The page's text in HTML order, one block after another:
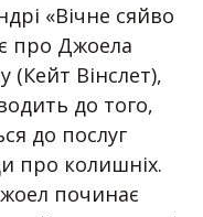
«Вічне сяйво
про Джоела
Вінслет),
до того,
до послуг
про колишніх.
починає